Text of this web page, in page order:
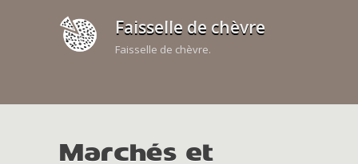
Faisselle de chèvre
Faisselle de chèvre.
Marchés et